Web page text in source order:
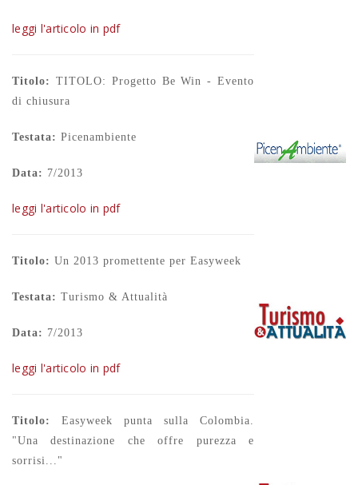
leggi l'articolo in pdf
Titolo: TITOLO: Progetto Be Win - Evento
di chiusura
Testata: Picenambiente
Data: 7/2013
leggi l'articolo in pdf
Titolo: Un 2013 promettente per Easyweek
Testata: Turismo & Attualità
Data: 7/2013
leggi l'articolo in pdf
Titolo:
Easyweek punta sulla Colombia.
"Una destinazione che offre purezza e
sorrisi..."